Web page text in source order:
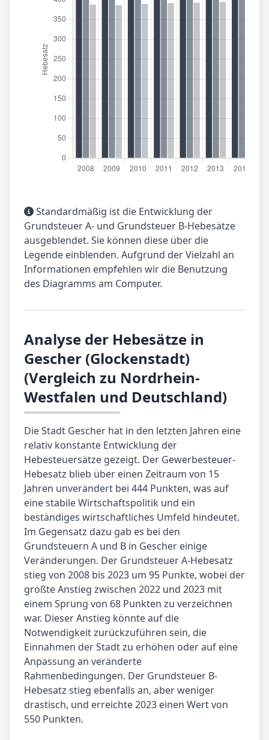
Standardmäßig ist die Entwicklung der
Grundsteuer A- und Grundsteuer B-Hebesätze
ausgeblendet. Sie können diese über die
Legende einblenden. Aufgrund der Vielzahl an
Informationen empfehlen wir die Benutzung
des Diagramms am Computer.
Analyse der Hebesätze in
Gescher (Glockenstadt)
(Vergleich zu Nordrhein-
Westfalen und Deutschland)
Die Stadt Gescher hat in den letzten Jahren eine
relativ konstante Entwicklung der
Hebesteuersätze gezeigt. Der Gewerbesteuer-
Hebesatz blieb über einen Zeitraum von 15
Jahren unverändert bei 444 Punkten, was auf
eine stabile Wirtschaftspolitik und ein
beständiges wirtschaftliches Umfeld hindeutet.
Im Gegensatz dazu gab es bei den
Grundsteuern A und B in Gescher einige
Veränderungen. Der Grundsteuer A-Hebesatz
stieg von 2008 bis 2023 um 95 Punkte, wobei der
größte Anstieg zwischen 2022 und 2023 mit
einem Sprung von 68 Punkten zu verzeichnen
war. Dieser Anstieg könnte auf die
Notwendigkeit zurückzuführen sein, die
Einnahmen der Stadt zu erhöhen oder auf eine
Anpassung an veränderte
Rahmenbedingungen. Der Grundsteuer B-
Hebesatz stieg ebenfalls an, aber weniger
drastisch, und erreichte 2023 einen Wert von
550 Punkten.